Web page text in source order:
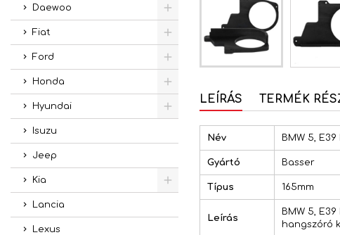
Daewoo
Fiat
Ford
Honda
Hyundai
Isuzu
Jeep
Kia
Lancia
Lexus
LEÍRÁS TERMÉK
Név BMW 5,
Gyártó Basser
Típus 165mm
Leírás
BMW 5,
hangszóró